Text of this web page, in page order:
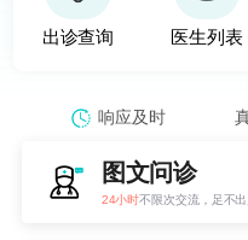
出诊查询 医生列表
响应及时
图文问诊
24小时不限次交流，足不